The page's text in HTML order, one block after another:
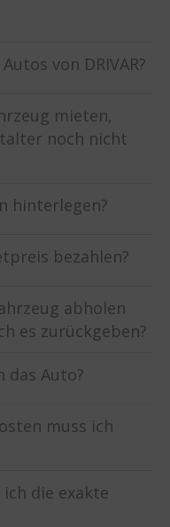
von DRIVAR?
mieten,
noch nicht
hinterlegen?
bezahlen?
abholen
es zurückgeben?
das Auto?
muss ich
die exakte